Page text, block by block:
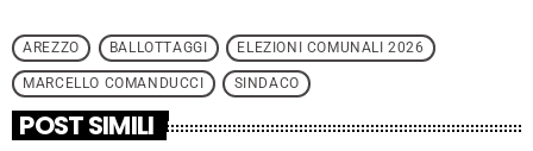
AREZZO BALLOTTAGGI ELEZIONI COMUNALI 2026
MARCELLO COMANDUCCI SINDACO
POST SIMILI